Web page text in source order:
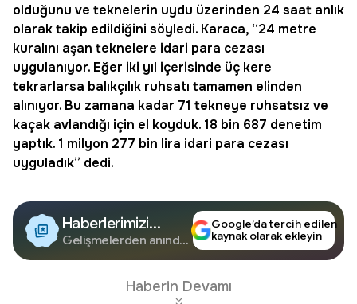
olduğunu ve teknelerin uydu üzerinden 24 saat anlık
olarak takip edildiğini söyledi. Karaca, “24 metre
kuralını aşan teknelere idari para cezası
uygulanıyor. Eğer iki yıl içerisinde üç kere
tekrarlarsa balıkçılık ruhsatı tamamen elinden
alınıyor. Bu zamana kadar 71 tekneye ruhsatsız ve
kaçak avlandığı için el koyduk. 18 bin 687 denetim
yaptık. 1 milyon 277 bin lira idari para cezası
uyguladık” dedi.
Haberlerimizi
Google'da Takip
Edin
Gelişmelerden anında
Google’da tercih edilen
kaynak olarak ekleyin
Haberin Devamı